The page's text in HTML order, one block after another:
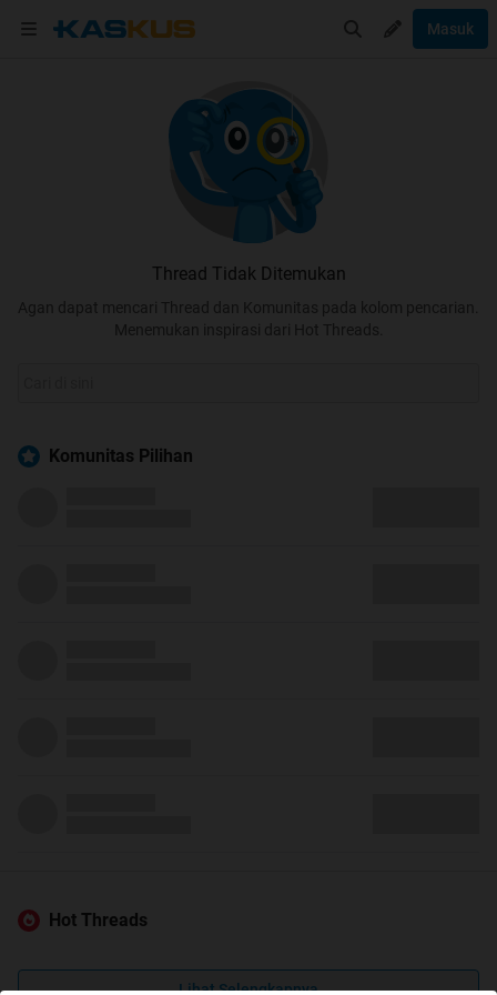
Masuk
Thread Tidak Ditemukan
Agan dapat mencari Thread dan Komunitas pada kolom pencarian.
Menemukan inspirasi dari Hot Threads.
Komunitas Pilihan
Hot Threads
Lihat Selengkapnya